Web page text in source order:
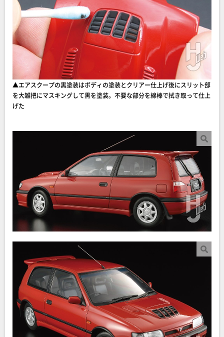
▲エアスクープの黒塗装はボディの塗装とクリアー仕上げ後にスリット部
を大雑把にマスキングして黒を塗装。不要な部分を綿棒で拭き取って仕上
げた